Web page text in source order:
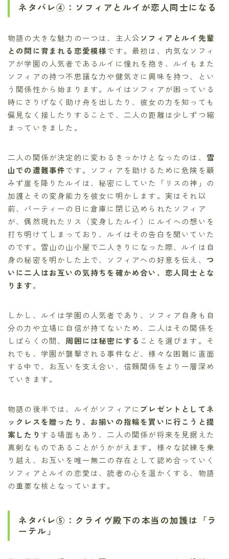
ネタバレ④：ソフィアとルイが恋人同士になる
物語の大きな魅力の一つは、主人公ソフィアとルイ先輩
との間に育まれる恋愛模様です。最初は、内気なソフィ
アが学園の人気者であるルイに憧れを抱き、ルイもまた
ソフィアの持つ不思議な力や健気さに興味を持つ、とい
う関係性から始まります。ルイはソフィアが困っている
時にさりげなく助け舟を出したり、彼女の力を知っても
偏見なく接したりすることで、二人の距離は少しずつ縮
まっていきました。
二人の関係が決定的に変わるきっかけとなったのは、 雪
山での遭難事件です。ソフィアを助けるために危険を顧
みず崖を降りたルイは、秘密にしていた「リスの神」の
加護とその変身能力を彼女に明かします。実はそれ以
前、パーティーの日に倉庫に閉じ込められたソフィア
が、偶然現れたリス（変身したルイ）にルイへの想いを
打ち明けてしまっており、ルイはその告白を聞いていた
のです。雪山の山小屋で二人きりになった際、ルイは自
身の秘密を明かした上で、ソフィアへの好意を伝え、 つ
いに二人はお互いの気持ちを確かめ合い、恋人同士とな
ります。
しかし、ルイは学園の人気者であり、ソフィア自身も自
分の力や立場に自信が持てないため、二人はその関係を
しばらくの間、 周囲には秘密にする ことを選びます。そ
れでも、学園が襲撃される事件など、様々な困難に直面
する中で、お互いを支え合い、信頼関係をより一層深め
ていきます。
物語の後半では、ルイがソフィアに プレゼントとしてネ
ックレスを贈ったり、お揃いの指輪を買いに行こうと提
案したり する場面もあり、二人の関係が将来を見据えた
真剣なものであることがうかがえます。様々な試練を乗
り越え、お互いを唯一無二の存在として認め合っていく
ソフィアとルイの恋愛は、読者の心を温かくする、物語
の重要な核となっています。
ネタバレ⑤：クライヴ殿下の本当の加護は「ラ
ーテル」